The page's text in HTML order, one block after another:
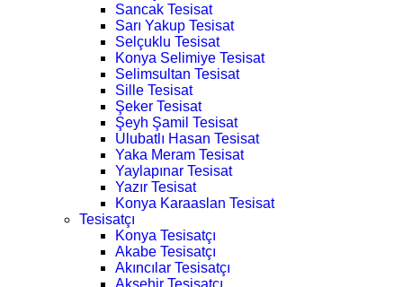
Sancak Tesisat
Sarı Yakup Tesisat
Selçuklu Tesisat
Konya Selimiye Tesisat
Selimsultan Tesisat
Sille Tesisat
Şeker Tesisat
Şeyh Şamil Tesisat
Ulubatlı Hasan Tesisat
Yaka Meram Tesisat
Yaylapınar Tesisat
Yazır Tesisat
Konya Karaaslan Tesisat
Tesisatçı
Konya Tesisatçı
Akabe Tesisatçı
Akıncılar Tesisatçı